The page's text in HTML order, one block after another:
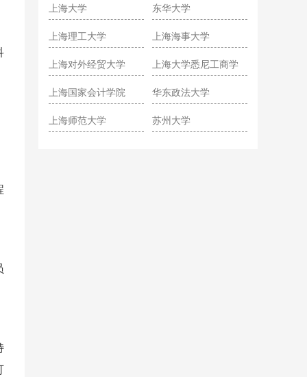
上海大学 东华大学
上海理工大学 上海海事大学
上海对外经贸大学
上海大学悉尼工商学
上海国家会计学院 华东政法大学
上海师范大学 苏州大学